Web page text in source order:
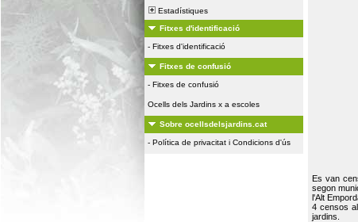
Estadístiques
Fitxes d'identificació
- Fitxes d'identificació
Fitxes de confusió
- Fitxes de confusió
Ocells dels Jardins x a escoles
Sobre ocellsdelsjardins.cat
- Política de privacitat i Condicions d'ús
Es van
segon
l'Alt
4 censos
jardins.